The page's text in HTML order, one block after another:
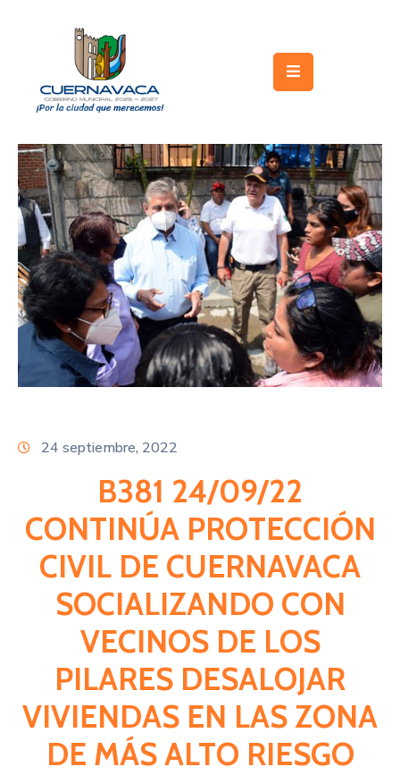
Gobierno
Turismo
Trámites
y
Servicios
Licitaciones
Transparencia
Directorio
24 septiembre, 2022
B381 24/09/22
CONTINÚA PROTECCIÓN
CIVIL DE CUERNAVACA
SOCIALIZANDO CON
VECINOS DE LOS
PILARES DESALOJAR
VIVIENDAS EN LAS ZONA
DE MÁS ALTO RIESGO